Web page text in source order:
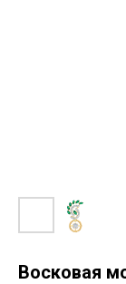
Восковая